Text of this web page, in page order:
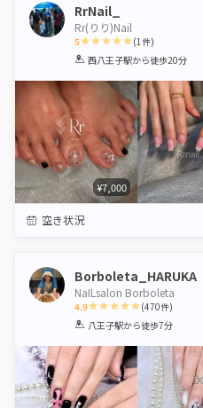
RrNail_
Rr(りり)Nail
5
1 2 3 4 5
(1件)
西八王子駅から徒歩20分
¥7,000
空き状況
Borboleta_HARUKA
NaILsalon Borboleta
4.9
1 2 3 4 5
(470件)
八王子駅から徒歩7分